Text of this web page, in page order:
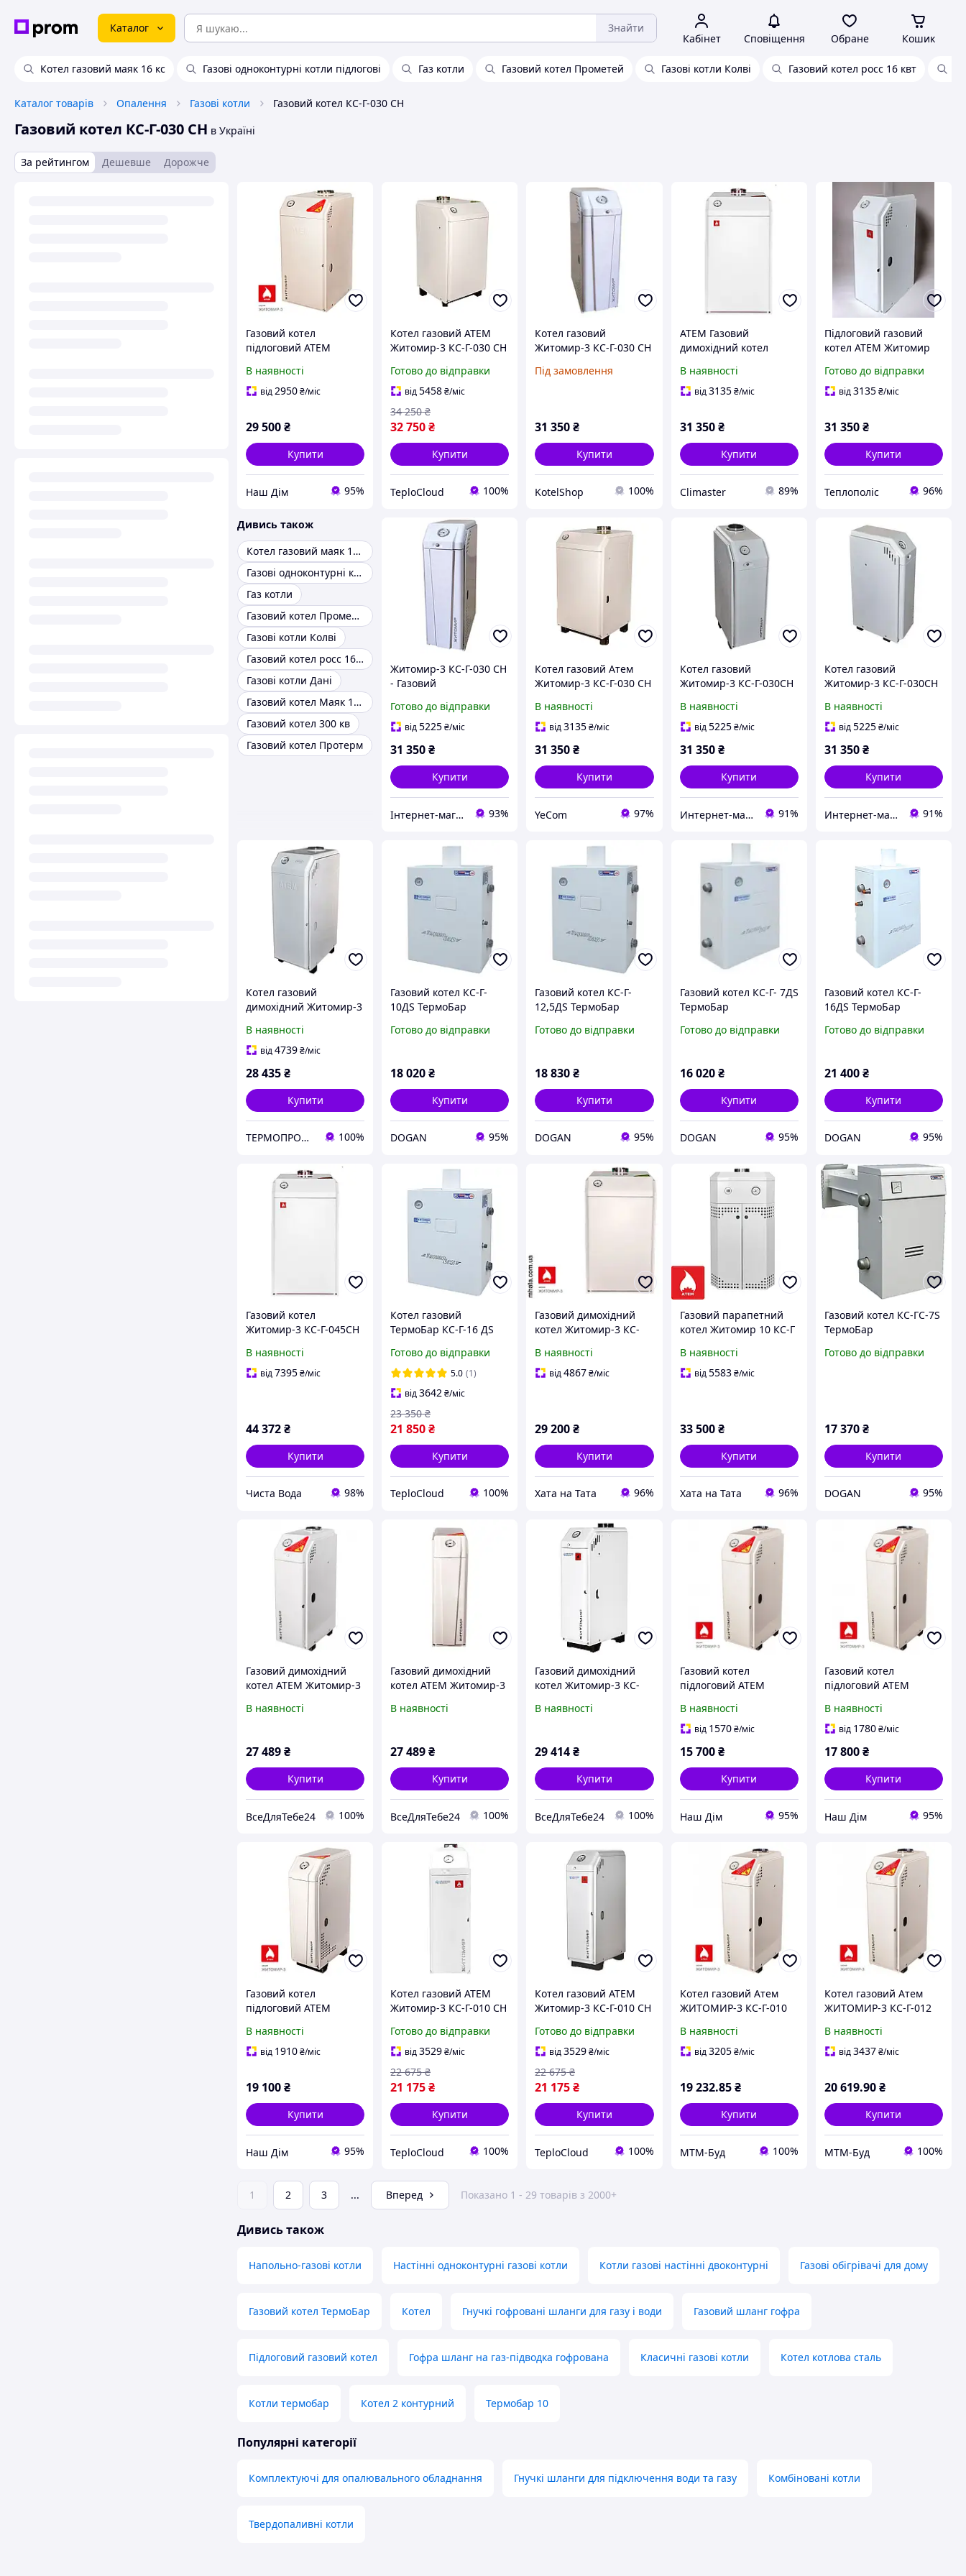
Каталог Знайти
Кабінет Сповіщення Обране Кошик
Котел газовий маяк 16 кс Газові одноконтурні котли підлогові Газ котли Газовий котел Прометей Газові котли Колві Газовий котел росс 16 квт
Каталог товарів Опалення Газові котли Газовий котел КС-Г-030 СН
Газовий котел КС-Г-030 СН в Україні
За рейтингом Дешевше Дорожче
Газовий котел
підлоговий АТЕМ
В наявності
від2950₴/міс
29 500₴
Купити
Наш Дім 95%
Котел газовий АТЕМ
Житомир-3 КС-Г-030 СН
30 кВт одноконтурний
300 м2 італійська
автоматика верхній
димохід
Готово до відправки
від5458₴/міс
32 750₴
34 250 ₴
Купити
TeploCloud 100%
Котел газовий
Житомир-3 КС-Г-030 СН
Під замовлення
31 350₴
Купити
KotelShop 100%
ATEM Газовий
димохідний котел
(240-320 м2) (КС-
Г-030СН)
В наявності
від3135 ₴/міс
31 350 ₴
Купити
Climaster 89%
Підлоговий газовий
котел АТЕМ Житомир
(горизонтальний)
Готово до відправки
від3135₴/міс
31 350₴
Купити
Теплополіс 96%
Дивись також
Котел газовий маяк 16 кс
Газові одноконтурні котли підлогові
Газ котли
Газовий котел Прометей
Газові котли Колві
Газовий котел росс 16 квт
Газові котли Дані
Газовий котел Маяк 12 КС
Газовий котел 300 кв
Газовий котел Протерм
Житомир-3 КС-Г-030 СН
- Газовий
Готово до відправки
від5225₴/міс
31 350₴
Купити
Інтернет-магазин "Термостат" 93%
Котел газовий Атем
Житомир-3 КС-Г-030 СН
В наявності
від3135₴/міс
31 350₴
Купити
YeCom 97%
Котел газовий
Житомир-3 КС-Г-030СН
В наявності
від5225 ₴/міс
31 350 ₴
Купити
Интернет-магазин "Господар-Винница" 91%
Котел газовий
Житомир-3 КС-Г-030СН
В наявності
від5225₴/міс
31 350₴
Купити
Интернет-магазин "Господар-Винница" 91%
Котел газовий
димохідний Житомир-3
В наявності
від4739₴/міс
28 435₴
Купити
TEPMOПРОМ крамниця та інтернет продажі 100%
Газовий котел КС-Г-
10ДS ТермоБар
Готово до відправки
18 020₴
Купити
DOGAN 95%
Газовий котел КС-Г-
12,5ДS ТермоБар
Готово до відправки
18 830₴
Купити
DOGAN 95%
Газовий котел КС-Г- 7ДS
ТермоБар
Готово до відправки
16 020 ₴
Купити
DOGAN 95%
Газовий котел КС-Г-
16ДS ТермоБар
Готово до відправки
21 400₴
Купити
DOGAN 95%
Газовий котел
Житомир-3 КС-Г-045СН
В наявності
від7395₴/міс
44 372₴
Купити
Чиста Вода 98%
Котел газовий
ТермоБар КС-Г-16 ДS
16 кВт одноконтурний
160 м2 італійська
автоматика верхній
димохід
Готово до відправки
5.0 (1)
від3642₴/міс
21 850₴
23 350 ₴
Купити
TeploCloud 100%
Газовий димохідний
котел Житомир-3 КС-
(Одноконтурний,
димохід вгору або
В наявності
від4867₴/міс
29 200₴
Купити
Хата на Тата 96%
Газовий парапетний
котел Житомир 10 КС-Г
колонка)
В наявності
від5583 ₴/міс
33 500 ₴
Купити
Хата на Тата 96%
Газовий котел КС-ГС-7S
ТермоБар
Готово до відправки
17 370₴
Купити
DOGAN 95%
Газовий димохідний
котел ATEM Житомир-3
вертикальний, верхній
В наявності
27 489₴
Купити
ВсеДляТебе24 100%
Газовий димохідний
котел ATEM Житомир-3
горизонтальний,
В наявності
27 489₴
Купити
ВсеДляТебе24 100%
Газовий димохідний
котел Житомир-3 КС-
горизонтальний
В наявності
29 414₴
Купити
ВсеДляТебе24 100%
Газовий котел
підлоговий АТЕМ
В наявності
від 1570 ₴/міс
15 700 ₴
Купити
Наш Дім 95%
Газовий котел
підлоговий АТЕМ
В наявності
від 1780₴/міс
17 800₴
Купити
Наш Дім 95%
Газовий котел
підлоговий АТЕМ
В наявності
від 1910₴/міс
19 100₴
Купити
Наш Дім 95%
Котел газовий АТЕМ
Житомир-3 КС-Г-010 СН
димохідний підлоговий
котел італійська
автоматика Eurosit
верхній димохід
Готово до відправки
від3529₴/міс
21 175₴
22 675 ₴
Купити
TeploCloud 100%
Котел газовий АТЕМ
Житомир-3 КС-Г-010 СН
10 кВт одноконтурний
100 м2 італійська
автоматика задній
димохід
Готово до відправки
від3529₴/міс
21 175₴
22 675 ₴
Купити
TeploCloud 100%
Котел газовий Атем
ЖИТОМИР-3 КС-Г-010
В наявності
від3205 ₴/міс
19 232.85 ₴
Купити
МТМ-Буд 100%
Котел газовий Атем
ЖИТОМИР-3 КС-Г-012
В наявності
від3437₴/міс
20 619.90₴
Купити
МТМ-Буд 100%
1 2 3 ... Вперед Показано 1 - 29 товарів з 2000+
Дивись також
Напольно-газові котли Настінні одноконтурні газові котли Котли газові настінні двоконтурні Газові обігрівачі для дому
Газовий котел ТермоБар Котел Гнучкі гофровані шланги для газу і води Газовий шланг гофра
Підлоговий газовий котел Гофра шланг на газ-підводка гофрована Класичні газові котли Котел котлова сталь
Котли термобар Котел 2 контурний Термобар 10
Популярні категорії
Комплектуючі для опалювального обладнання Гнучкі шланги для підключення води та газу Комбіновані котли
Твердопаливні котли